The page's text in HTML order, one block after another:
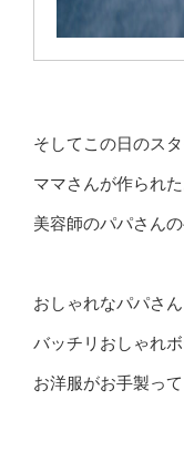
そしてこの日のスタ
ママさんが作られ
美容師のパパさん
おしゃれなパパさん
バッチリおしゃれ
お洋服がお手製っ